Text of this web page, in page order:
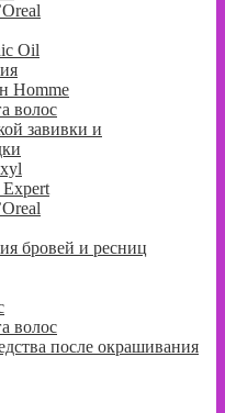
Oil
Homme
волос
завивки и
Expert
бровей и ресниц
волос
после окрашивания